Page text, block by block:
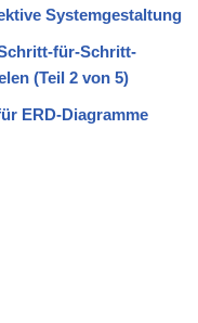
Systemgestaltung
für-Schritt-
(Teil 2 von 5)
ERD-Diagramme